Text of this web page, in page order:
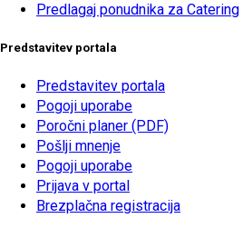
Predlagaj ponudnika za Catering
Predstavitev portala
Predstavitev portala
Pogoji uporabe
Poročni planer (PDF)
Pošlji mnenje
Pogoji uporabe
Prijava v portal
Brezplačna registracija